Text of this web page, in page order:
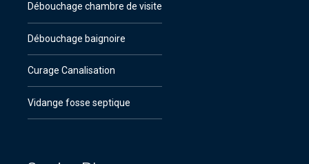
Débouchage chambre de visite
Débouchage baignoire
Curage Canalisation
Vidange fosse septique